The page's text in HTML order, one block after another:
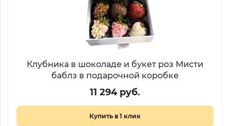
Клубника в шоколаде и букет роз Мисти
баблз в подарочной коробке
11 294 руб.
Купить в 1 клик